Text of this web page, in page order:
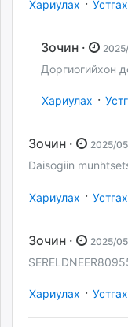
Хариулах · Устгах
Зочин ·
Доргиогийхон
Хариулах ·
Зочин · 2025/
Daisogiin
Хариулах · Устгах
Зочин · 2025/
Хариулах · Устгах